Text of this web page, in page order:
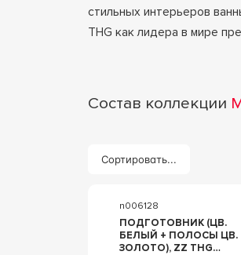
стильных интерьеров
THG как лидера в мире
Состав коллекции
Сортировать...
n006128
ПОДГОТОВНИК (ЦВ.
БЕЛЫЙ + ПОЛОСЫ ЦВ.
ЗОЛОТО), ZZ THG